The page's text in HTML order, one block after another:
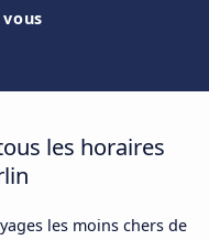
les horaires
les moins chers de